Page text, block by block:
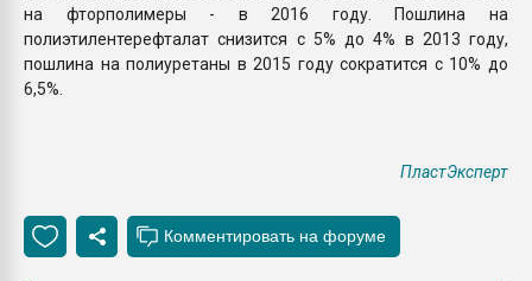
на фторполимеры - в 2016 году. Пошлина на
полиэтилентерефталат снизится с 5% до 4% в 2013 году,
пошлина на полиуретаны в 2015 году сократится с 10% до
6,5%.
ПластЭксперт